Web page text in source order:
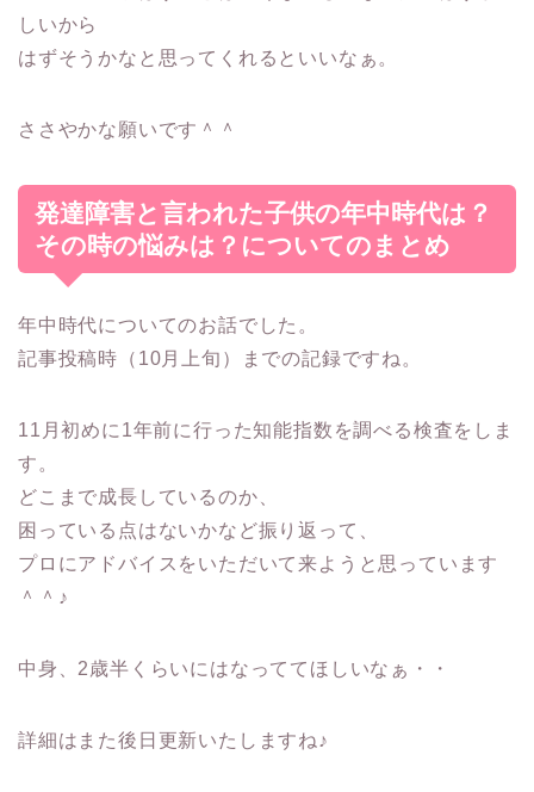
しいから
はずそうかなと思ってくれるといいなぁ。
ささやかな願いです＾＾
発達障害と言われた子供の年中時代は？
その時の悩みは？についてのまとめ
年中時代についてのお話でした。
記事投稿時（10月上旬）までの記録ですね。
11月初めに1年前に行った知能指数を調べる検査をしま
す。
どこまで成長しているのか、
困っている点はないかなど振り返って、
プロにアドバイスをいただいて来ようと思っています
＾＾♪
中身、2歳半くらいにはなっててほしいなぁ・・
詳細はまた後日更新いたしますね♪